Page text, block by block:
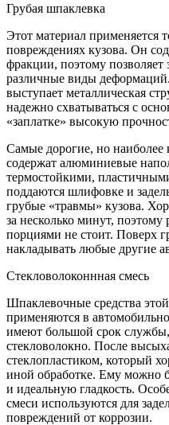
Грубая шпаклевка
Этот материал применяется
повреждениях кузова. Он
фракции, поэтому
различные виды
выступает металлическая
надежно схватываться с
«заплатке» высокую
Самые дорогие, но наиболее
содержат алюминиевые
термостойкими,
поддаются шлифовке и
грубые «травмы» кузова.
за несколько минут,
порциями не стоит. Поверх
накладывать любые другие
Стекловолоконнная смесь
Шпаклевочные средства
применяются в
имеют большой срок службы,
стекловолокно. После
стеклопластиком, который
иной обработке. Ему можно
и идеальную гладкость.
смеси используются для
повреждений от коррозии.